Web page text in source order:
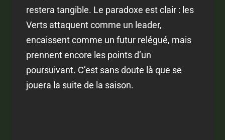
restera tangible. Le paradoxe est clair : les
Verts attaquent comme un leader,
encaissent comme un futur relégué, mais
prennent encore les points d’un
poursuivant. C’est sans doute là que se
jouera la suite de la saison.